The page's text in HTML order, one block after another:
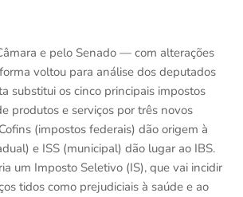
e pelo Senado — com alterações
voltou para análise dos deputados
substitui os cinco principais impostos
produtos e serviços por três novos
(impostos federais) dão origem à
e ISS (municipal) dão lugar ao IBS.
um Imposto Seletivo (IS), que vai incidir
tidos como prejudiciais à saúde e ao